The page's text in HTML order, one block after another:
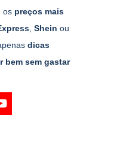
os preços mais
,Shein ou
dicas
bem sem gastar
YouTube